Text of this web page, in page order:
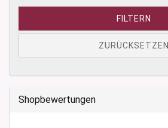
FILTERN
ZURÜCKSETZEN
Shopbewertungen